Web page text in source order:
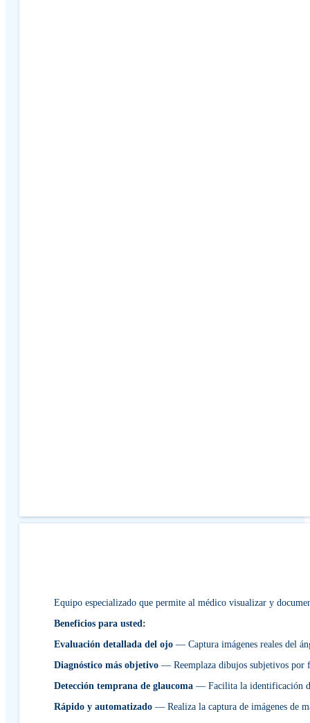
Equipo especializado que permite al médico visualizar y
Beneficios para usted:
Evaluación detallada del ojo — Captura imágenes reales del
Diagnóstico más objetivo — Reemplaza dibujos subjetivos por
Detección temprana de glaucoma — Facilita la identificación
Rápido y automatizado — Realiza la captura de imágenes de